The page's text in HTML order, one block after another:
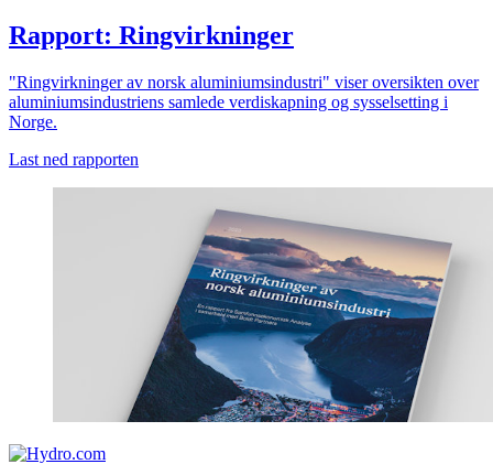
Rapport: Ringvirkninger
"Ringvirkninger av norsk aluminiumsindustri" viser oversikten over
aluminiumsindustriens samlede verdiskapning og sysselsetting i
Norge.
Last ned rapporten